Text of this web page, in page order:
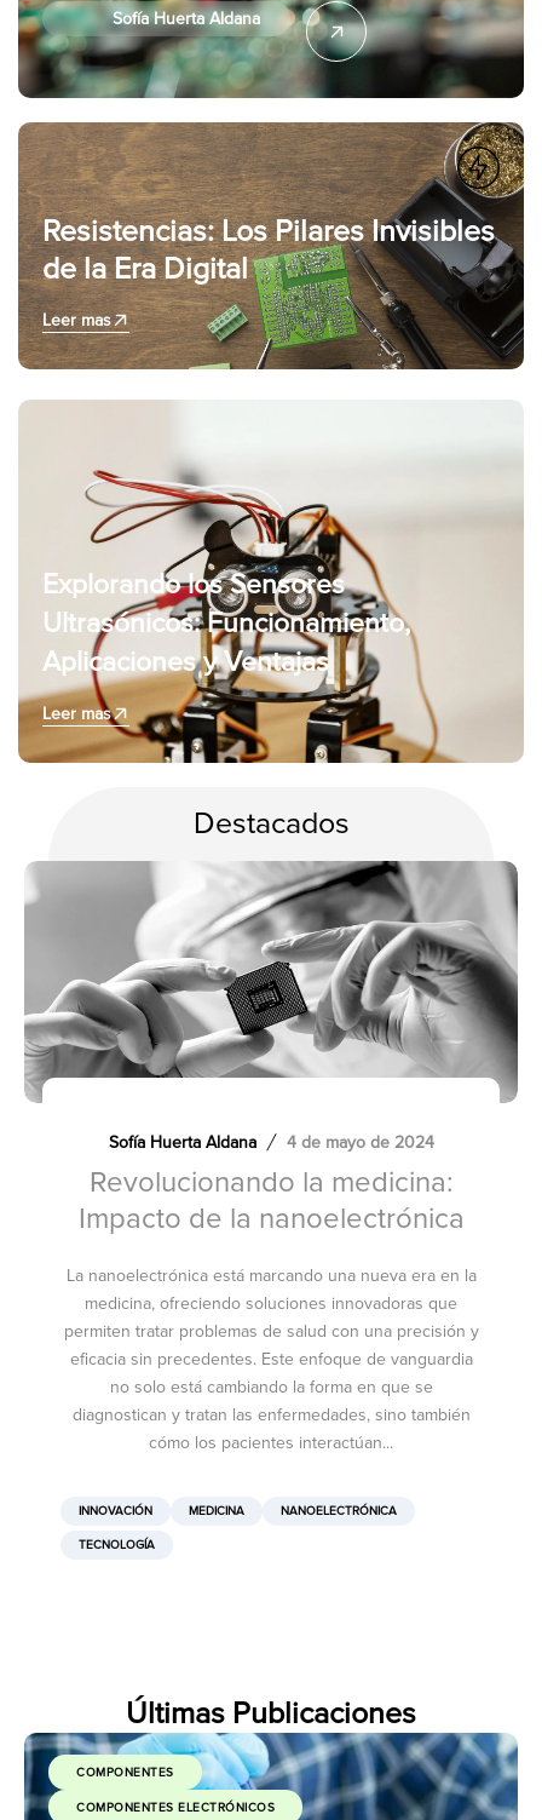
Sofía Huerta Aldana
Resistencias: Los Pilares Invisibles
de la Era Digital
Leer mas
Explorando los Sensores
Ultrasónicos: Funcionamiento,
Aplicaciones y Ventajas
Leer mas
Destacados
Sofía Huerta Aldana 4 de mayo de 2024
Revolucionando la medicina:
Impacto de la nanoelectrónica
La nanoelectrónica está marcando una nueva era en la
medicina, ofreciendo soluciones innovadoras que
permiten tratar problemas de salud con una precisión y
eficacia sin precedentes. Este enfoque de vanguardia
no solo está cambiando la forma en que se
diagnostican y tratan las enfermedades, sino también
cómo los pacientes interactúan...
INNOVACIÓN MEDICINA NANOELECTRÓNICA
TECNOLOGÍA
Últimas Publicaciones
COMPONENTES
COMPONENTES ELECTRÓNICOS